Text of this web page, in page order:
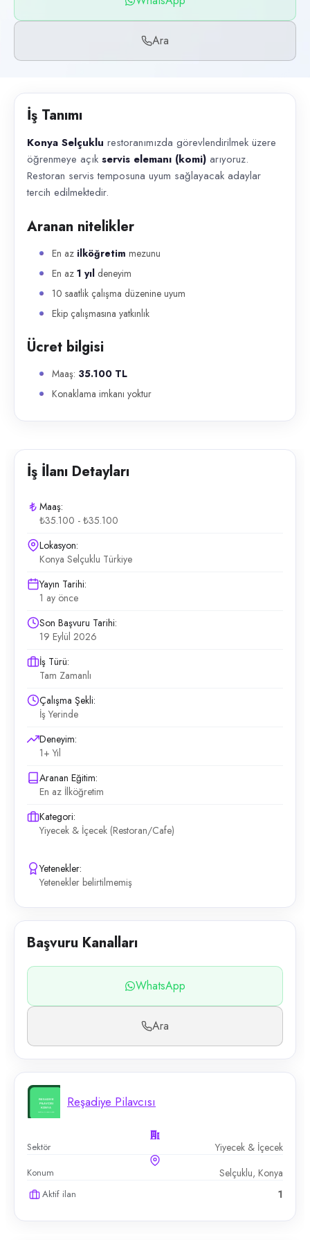
WhatsApp, Telefon
İlan açıklaması
Ara
İş Tanımı
Konya Selçuklu restoranımızda görevlendirilmek üzere
öğrenmeye açık servis elemanı (komi) arıyoruz.
Restoran servis temposuna uyum sağlayacak adaylar
tercih edilmektedir.
Aranan nitelikler
En az ilköğretim mezunu
En az 1 yıl deneyim
10 saatlik çalışma düzenine uyum
Ekip çalışmasına yatkınlık
Ücret bilgisi
Maaş: 35.100 TL
Konaklama imkanı yoktur
İş İlanı Detayları
Maaş:
₺35.100 - ₺35.100
Lokasyon:
Konya Selçuklu Türkiye
Yayın Tarihi:
1 ay önce
Son Başvuru Tarihi:
19 Eylül 2026
İş Türü:
Tam Zamanlı
Çalışma Şekli:
İş Yerinde
Deneyim:
1+ Yıl
Aranan Eğitim:
En az İlköğretim
Kategori:
Yiyecek & İçecek (Restoran/Cafe)
Yetenekler:
Yetenekler belirtilmemiş
Başvuru Kanalları
WhatsApp
Ara
Reşadiye Pilavcısı
Sektör Yiyecek & İçecek
Konum Selçuklu, Konya
Aktif ilan 1